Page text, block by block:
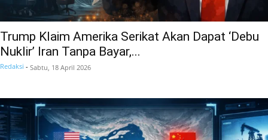
Trump Klaim Amerika Serikat Akan Dapat ‘Debu
Nuklir’ Iran Tanpa Bayar,...
Redaksi - Sabtu, 18 April 2026